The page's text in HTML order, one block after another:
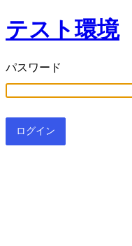
テスト環境
パスワード